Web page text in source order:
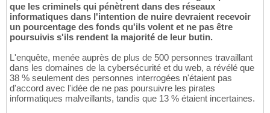
que les criminels qui pénètrent dans des réseaux
informatiques dans l'intention de nuire devraient recevoir
un pourcentage des fonds qu'ils volent et ne pas être
poursuivis s'ils rendent la majorité de leur butin.
L'enquête, menée auprès de plus de 500 personnes travaillant
dans les domaines de la cybersécurité et du web, a révélé que
38 % seulement des personnes interrogées n'étaient pas
d'accord avec l'idée de ne pas poursuivre les pirates
informatiques malveillants, tandis que 13 % étaient incertaines.